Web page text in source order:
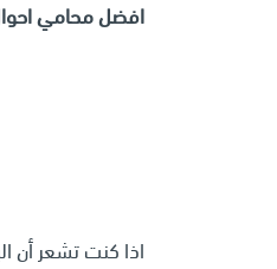
افضل محامي
اذا كنت تشعر أن